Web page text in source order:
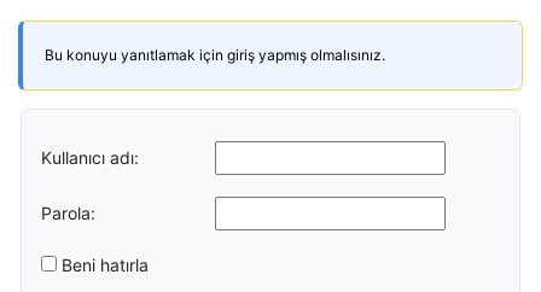
Bu konuyu yanıtlamak için giriş yapmış olmalısınız.
Kullanıcı adı:
Parola:
Beni hatırla